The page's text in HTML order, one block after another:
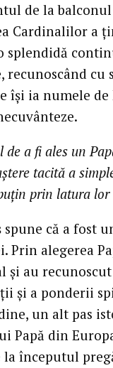
de la
Cardinalilor a
splendidă
recunoscând
îşi ia numele
de a fi ales un
tacită a
prin latura lor
spune că a fost
Prin alegerea
şi au
şi a ponderii
un alt pas
Papă din
la începutul